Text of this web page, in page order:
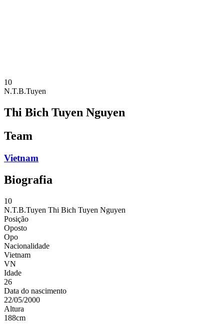
10
N.T.B.Tuyen
Thi Bich Tuyen Nguyen
Team
Vietnam
Biografia
10
N.T.B.Tuyen Thi Bich Tuyen Nguyen
Posição
Oposto
Opo
Nacionalidade
Vietnam
VN
Idade
26
Data do nascimento
22/05/2000
Altura
188cm